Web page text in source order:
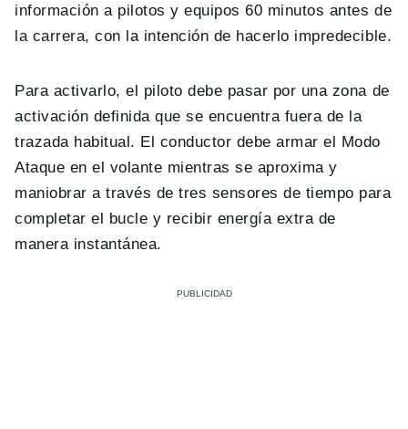
información a pilotos y equipos 60 minutos antes de
la carrera, con la intención de hacerlo impredecible.
Para activarlo, el piloto debe pasar por una zona de
activación definida que se encuentra fuera de la
trazada habitual. El conductor debe armar el Modo
Ataque en el volante mientras se aproxima y
maniobrar a través de tres sensores de tiempo para
completar el bucle y recibir energía extra de
manera instantánea.